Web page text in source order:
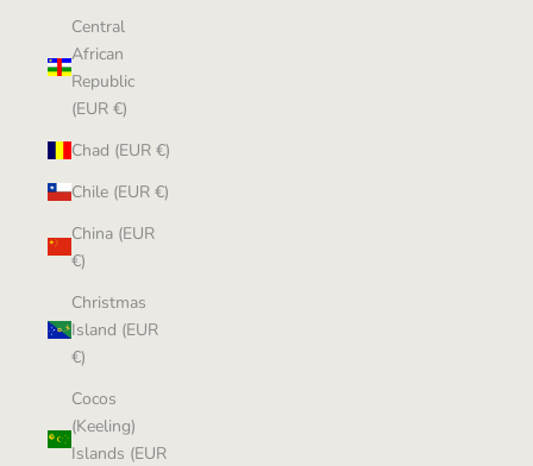
Central
African
Republic
(EUR €)
Chad (EUR €)
Chile (EUR €)
China (EUR
€)
Christmas
Island (EUR
€)
Cocos
(Keeling)
Islands (EUR